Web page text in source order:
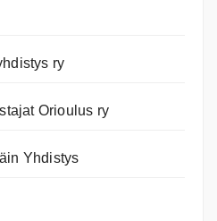
ry
Orioulus ry
Yhdistys